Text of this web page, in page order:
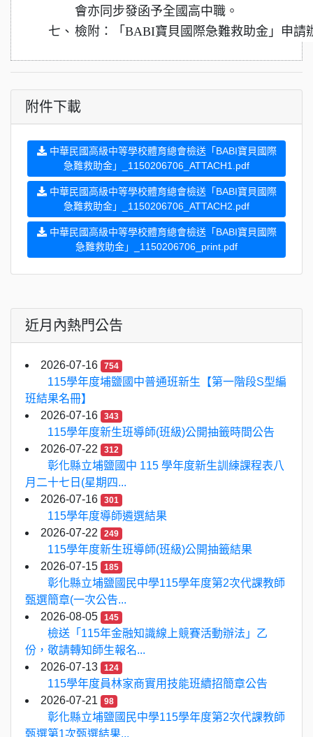
會亦同步發函予全國高中職。
七、 檢附：「BABI寶貝國際急難救助金」申請
附件下載
中華民國高級中等學校體育總會檢送「BABI寶貝國際
急難救助金」_1150206706_ATTACH1.pdf
中華民國高級中等學校體育總會檢送「BABI寶貝國際
急難救助金」_1150206706_ATTACH2.pdf
中華民國高級中等學校體育總會檢送「BABI寶貝國際
急難救助金」_1150206706_print.pdf
近月內熱門公告
2026-07-16 754
115學年度埔鹽國中普通班新生【第一階段S型編
班結果名冊】
2026-07-16
343
115學年度新生班導師(班級)公開抽籤時間公告
2026-07-22
312
彰化縣立埔鹽國中 115 學年度新生訓練課程表八
月二十七日(星期四...
2026-07-16
301
115學年度導師遴選結果
2026-07-22
249
115學年度新生班導師(班級)公開抽籤結果
2026-07-15
185
彰化縣立埔鹽國民中學115學年度第2次代課教師
甄選簡章(一次公告...
2026-08-05
145
檢送「115年金融知識線上競賽活動辦法」乙
份，敬請轉知師生報名...
2026-07-13
124
115學年度員林家商實用技能班續招簡章公告
2026-07-21
98
彰化縣立埔鹽國民中學115學年度第2次代課教師
甄選第1次甄選結果...